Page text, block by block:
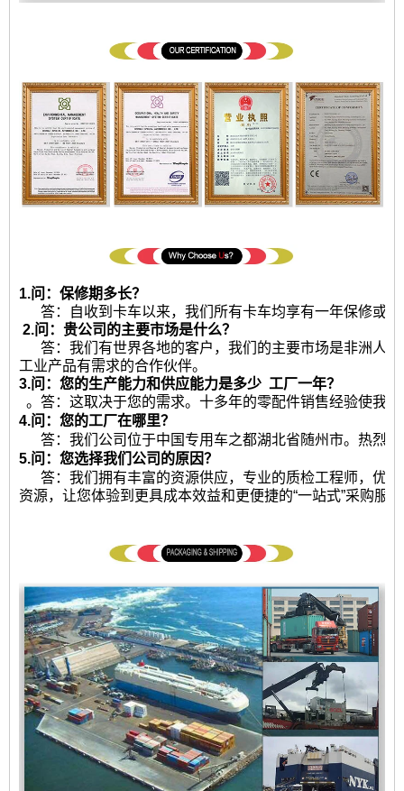
1.问：保修期多长？
答：自收到卡车以来，我们所有卡车均享有一年保修或
2.问：贵公司的主要市场是什么？
答：我们有世界各地的客户，我们的主要市场是非洲人
工业产品有需求的合作伙伴。
3.问：您的生产能力和供应能力是多少 工厂一年？
。答：这取决于您的需求。十多年的零配件销售经验使我
4.问：您的工厂在哪里？
答：我们公司位于中国专用车之都湖北省随州市。热烈
5.问：您选择我们公司的原因？
答：我们拥有丰富的资源供应，专业的质检工程师，优
资源，让您体验到更具成本效益和更便捷的“一站式”采购服